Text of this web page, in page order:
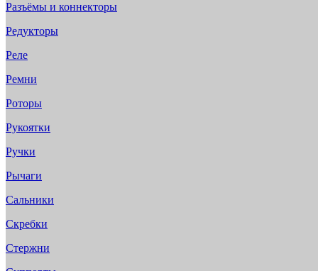
Разъёмы и коннекторы
Редукторы
Реле
Ремни
Роторы
Рукоятки
Ручки
Рычаги
Сальники
Скребки
Стержни